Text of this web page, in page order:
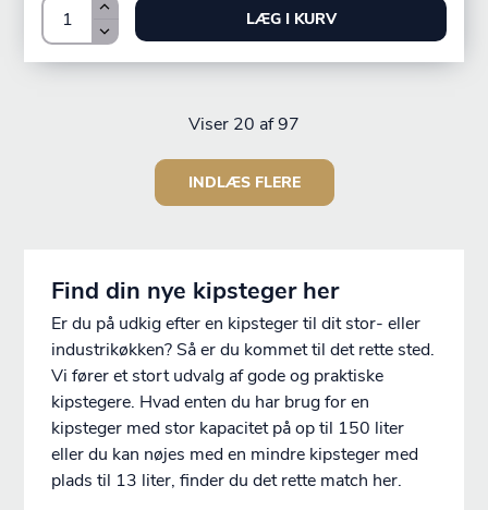
LÆG I KURV
Viser 20 af 97
INDLÆS FLERE
Find din nye kipsteger her
Er du på udkig efter en kipsteger til dit stor- eller
industrikøkken? Så er du kommet til det rette sted.
Vi fører et stort udvalg af gode og praktiske
kipstegere. Hvad enten du har brug for en
kipsteger med stor kapacitet på op til 150 liter
eller du kan nøjes med en mindre kipsteger med
plads til 13 liter, finder du det rette match her.